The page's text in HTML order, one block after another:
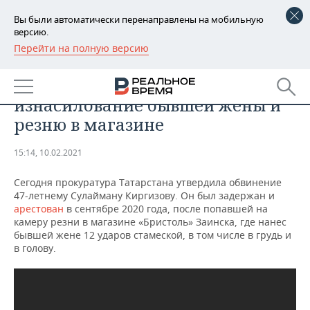
Вы были автоматически перенаправлены на мобильную
версию.
Перейти на полную версию
РЕГИОНЫ
БАШКОРТОСТАН
ТАТАРСТАН
НОВОСТИ
АНАЛИТИКА
ДЕКЛАРАЦИИ О ДОХОДАХ
КОРОЛИ ГОСЗАКАЗА ПФО
ВУЗЫ ТАТАРСТАНА
КОМУ ПРИНАДЛЕЖАТ
НОВОСТИ ЭКОНОМИКИ
ФИНАНСЫ
БАНКИ
БЮДЖЕТ
ПРОМЫШЛЕННОСТЬ
НОВОСТИ
ПРОМЫШЛЕННОСТИ
АГРОПРОМ
НЕДВИЖИМОСТЬ
НОВОСТИ НЕДВИЖИМОСТИ
АВТО
НОВОСТИ АВТО
БИЗНЕС
Жителя Заинска будут судить за
изнасилование бывшей жены и
резню в магазине
15:14, 10.02.2021
Сегодня прокуратура Татарстана утвердила обвинение
47-летнему Сулайману Киргизову. Он был задержан и
арестован в сентябре 2020 года, после попавшей на
камеру резни в магазине «Бристоль» Заинска, где нанес
бывшей жене 12 ударов стамеской, в том числе в грудь и
в голову.